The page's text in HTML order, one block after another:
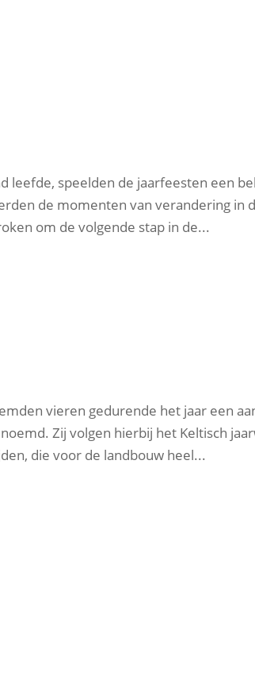
leefde, speelden de jaarfeesten een
de momenten van verandering in
om de volgende stap in de...
vieren gedurende het jaar een
Zij volgen hierbij het Keltisch
die voor de landbouw heel...